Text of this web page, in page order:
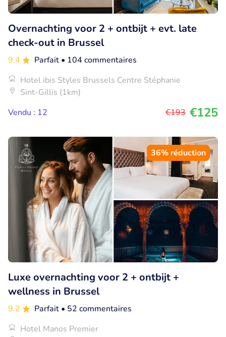
Overnachting voor 2 + ontbijt + evt. late
check-out in Brussel
9.4 Parfait • 104 commentaires
Hotel ibis Styles Brussels Centre Stéphanie
Sint-Gillis (1km)
Vendu : 12
€193 €125
36% réduction
Luxe overnachting voor 2 + ontbijt +
wellness in Brussel
9.2 Parfait • 52 commentaires
Hotel Manos Premier